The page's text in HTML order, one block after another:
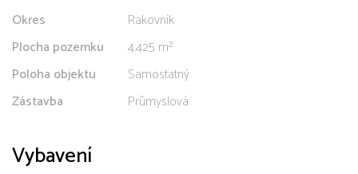
Okres
Rakovník
Plocha pozemku
4.425 m²
Poloha objektu
Samostatný
Zástavba
Průmyslová
Vybavení